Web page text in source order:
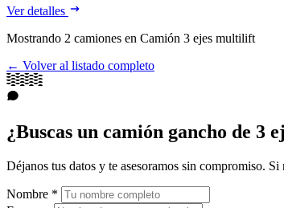
Ver detalles
Mostrando 2 camiones en Camión 3 ejes multilift
← Volver al listado completo
¿Buscas un camión gancho de 3
Déjanos tus datos y te asesoramos sin compromiso.
Nombre *